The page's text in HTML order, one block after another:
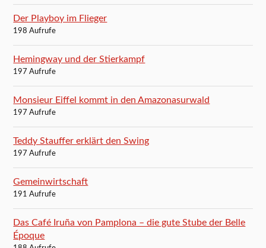
Der Playboy im Flieger
198 Aufrufe
Hemingway und der Stierkampf
197 Aufrufe
Monsieur Eiffel kommt in den Amazonasurwald
197 Aufrufe
Teddy Stauffer erklärt den Swing
197 Aufrufe
Gemeinwirtschaft
191 Aufrufe
Das Café Iruña von Pamplona – die gute Stube der Belle
Époque